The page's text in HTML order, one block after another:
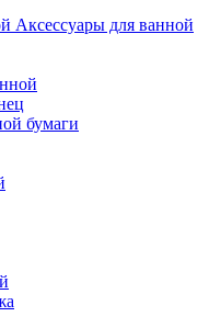
Аксессуары для ванной
бумаги